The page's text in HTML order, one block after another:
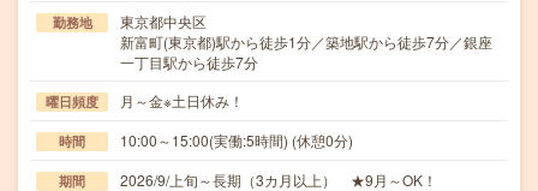
勤務地
東京都中央区
新富町(東京都)駅から徒歩1分／築地駅から徒歩7分／銀座
一丁目駅から徒歩7分
曜日頻度 月～金※土日休み！
時間 10:00～15:00(実働:5時間) (休憩0分)
期間 2026/9/上旬～長期（3カ月以上） ★9月～OK！